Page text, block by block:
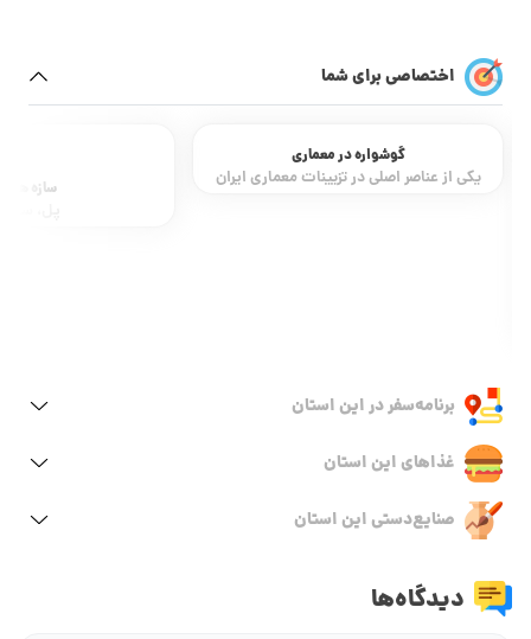
اختصاصی برای شما
سازه های
برنامه‌سفر‌ در این استان
غذاهای این استان
صنایع‌دستی این استان
دیدگاه‌ها